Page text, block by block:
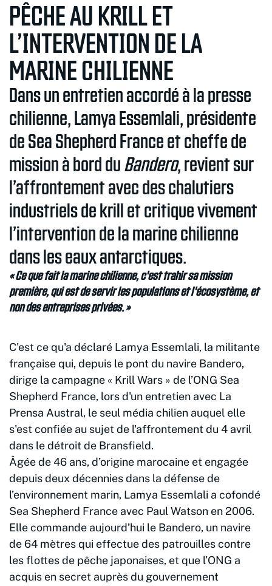
PÊCHE AU KRILL ET
L’INTERVENTION DE LA
MARINE CHILIENNE
Dans un entretien accordé à la presse
chilienne, Lamya Essemlali, présidente
de Sea Shepherd France et cheffe de
mission à bord du Bandero, revient sur
l’affrontement avec des chalutiers
industriels de krill et critique vivement
l’intervention de la marine chilienne
dans les eaux antarctiques.
« Ce que fait la marine chilienne, c'est trahir sa mission
première, qui est de servir les populations et l'écosystème, et
non des entreprises privées. »
C'est ce qu'a déclaré Lamya Essemlali, la militante
française qui, depuis le pont du navire Bandero,
dirige la campagne « Krill Wars » de l’ONG Sea
Shepherd France, lors d'un entretien avec La
Prensa Austral, le seul média chilien auquel elle
s'est confiée au sujet de l'affrontement du 4 avril
dans le détroit de Bransfield.
Âgée de 46 ans, d’origine marocaine et engagée
depuis deux décennies dans la défense de
l’environnement marin, Lamya Essemlali a cofondé
Sea Shepherd France avec Paul Watson en 2006.
Elle commande aujourd’hui le Bandero, un navire
de 64 mètres qui effectue des patrouilles contre
les flottes de pêche japonaises, et que l’ONG a
acquis en secret auprès du gouvernement